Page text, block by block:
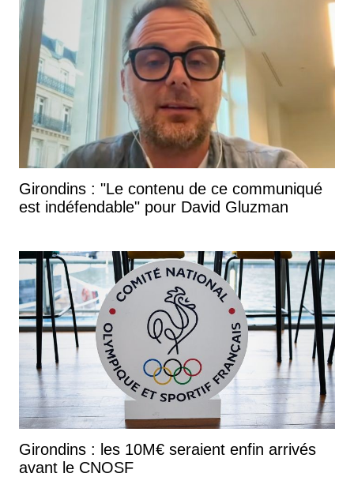
Girondins : "Le contenu de ce communiqué
est indéfendable" pour David Gluzman
Girondins : les 10M€ seraient enfin arrivés
avant le CNOSF